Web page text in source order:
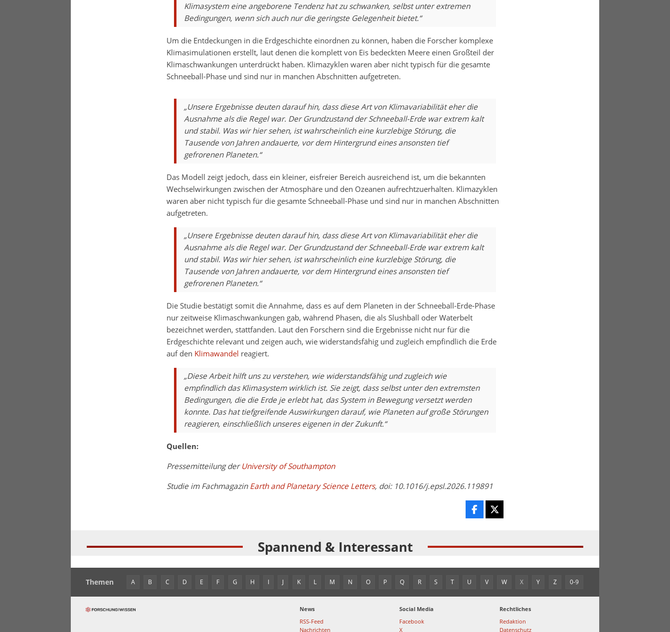
Klimasystem eine angeborene Tendenz hat zu schwanken, selbst unter extremen
Bedingungen, wenn sich auch nur die geringste Gelegenheit bietet.“
Um die Entdeckungen in die Erdgeschichte einordnen zu können, haben die Forscher komplexe
Klimasimulationen erstellt, laut denen die komplett von Eis bedeckten Meere einen Großteil der
Klimaschwankungen unterdrückt haben. Klimazyklen waren aber nicht typisch für die gesamte
Schneeball-Phase und sind nur in manchen Abschnitten aufgetreten.
„Unsere Ergebnisse deuten darauf hin, dass diese Art von Klimavariabilität eher die
Ausnahme als die Regel war. Der Grundzustand der Schneeball-Erde war extrem kalt
und stabil. Was wir hier sehen, ist wahrscheinlich eine kurzlebige Störung, die
Tausende von Jahren andauerte, vor dem Hintergrund eines ansonsten tief
gefrorenen Planeten.“
Das Modell zeigt jedoch, dass ein kleiner, eisfreier Bereich ausreichend ist, um die bekannten
Wechselwirkungen zwischen der Atmosphäre und den Ozeanen aufrechtzuerhalten. Klimazyklen
waren aber nicht typisch für die gesamte Schneeball-Phase und sind nur in manchen Abschnitten
aufgetreten.
„Unsere Ergebnisse deuten darauf hin, dass diese Art von Klimavariabilität eher die
Ausnahme als die Regel war. Der Grundzustand der Schneeball-Erde war extrem kalt
und stabil. Was wir hier sehen, ist wahrscheinlich eine kurzlebige Störung, die
Tausende von Jahren andauerte, vor dem Hintergrund eines ansonsten tief
gefrorenen Planeten.“
Die Studie bestätigt somit die Annahme, dass es auf dem Planeten in der Schneeball-Erde-Phase
nur zeitweise Klimaschwankungen gab, während Phasen, die als Slushball oder Waterbelt
bezeichnet werden, stattfanden. Laut den Forschern sind die Ergebnisse nicht nur für die
Erdgeschichte relevant und zeigen auch, wie widerstandsfähig und zugleich empfindlich die Erde
auf den Klimawandel reagiert.
„Diese Arbeit hilft uns zu verstehen, wie widerstandsfähig und zugleich wie
empfindlich das Klimasystem wirklich ist. Sie zeigt, dass selbst unter den extremsten
Bedingungen, die die Erde je erlebt hat, das System in Bewegung versetzt werden
konnte. Das hat tiefgreifende Auswirkungen darauf, wie Planeten auf große Störungen
reagieren, einschließlich unseres eigenen in der Zukunft.“
Quellen:
Pressemitteilung derUniversity of Southampton
Studie im FachmagazinEarth and Planetary Science Letters, doi: 10.1016/j.epsl.2026.119891
Spannend & Interessant
Themen A B C D E F G H I J K L M N O P Q R S T U V W X Y Z 0-9
News
RSS-Feed
Nachrichten
Social Media
Facebook
X
Rechtliches
Redaktion
Datenschutz